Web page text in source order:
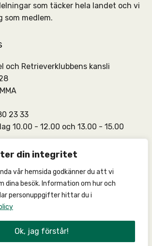
din integritet
vår hemsida godkänner du att vi
dina besök. Information om hur och
personuppgifter hittar du i
Ok, jag förstår!
som täcker hela landet och vi
som medlem.
och Retrieverklubbens kansli
23 33
10.00 - 12.00 och 13.00 - 15.00
medlemskontakt: info@ssrk.se
webmaster@ssrk.se
© 2026 –